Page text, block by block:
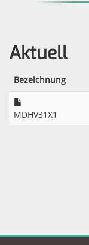
Aktuell
Bezeichnung
MDHV31X1